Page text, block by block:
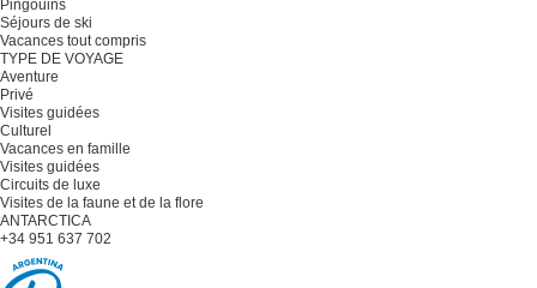
Pingouins
Séjours de ski
Vacances tout compris
TYPE DE VOYAGE
Aventure
Privé
Visites guidées
Culturel
Vacances en famille
Visites guidées
Circuits de luxe
Visites de la faune et de la flore
ANTARCTICA
+34 951 637 702